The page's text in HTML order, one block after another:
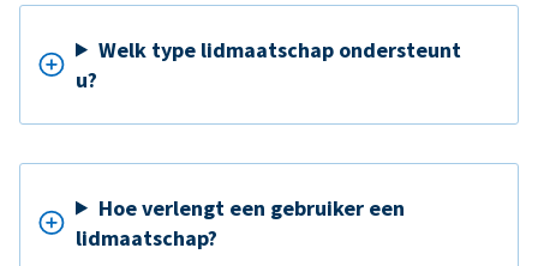
Welk type lidmaatschap ondersteunt
u?
Hoe verlengt een gebruiker een
lidmaatschap?